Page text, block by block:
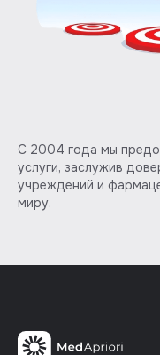
С 2004 года мы
услуги, заслужив
учреждений и
миру.